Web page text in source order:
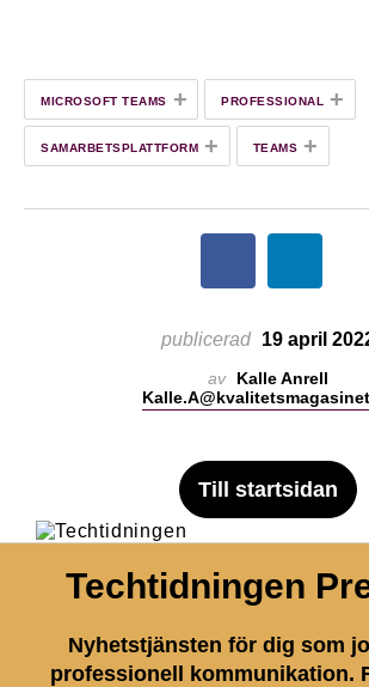
MICROSOFT TEAMS + PROFESSIONAL +
SAMARBETSPLATTFORM + TEAMS +
publicerad 19 april
av
Kalle Anrell
Till startsidan
Techtidningen
Nyhetstjänsten för dig som
professionell kommunikation.